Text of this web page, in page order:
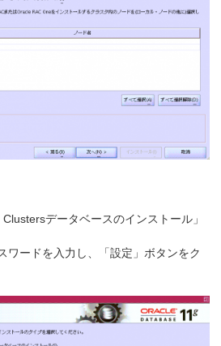
データベースのインストール」
ワードを入力し、「設定」ボタンをク